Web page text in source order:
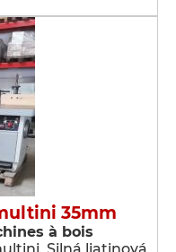
35mm
à bois